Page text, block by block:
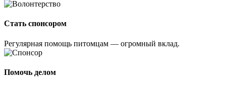
Стать спонсором
Регулярная помощь питомцам — огромный вклад.
Помочь делом